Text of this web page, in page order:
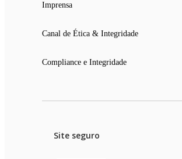
Imprensa
Canal de Ética & Integridade
Compliance e Integridade
Site seguro